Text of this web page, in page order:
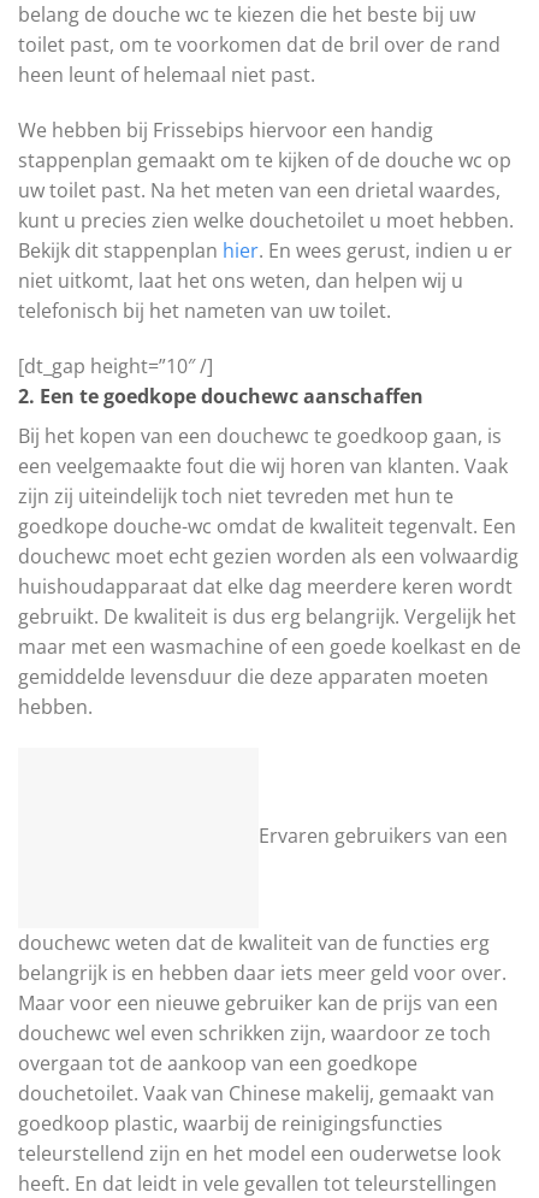
belang de douche wc te kiezen die het beste bij uw
toilet past, om te voorkomen dat de bril over de rand
heen leunt of helemaal niet past.
We hebben bij Frissebips hiervoor een handig
stappenplan gemaakt om te kijken of de douche wc op
uw toilet past. Na het meten van een drietal waardes,
kunt u precies zien welke douchetoilet u moet hebben.
Bekijk dit stappenplan hier. En wees gerust, indien u er
niet uitkomt, laat het ons weten, dan helpen wij u
telefonisch bij het nameten van uw toilet.
[dt_gap height=”10″ /]
2. Een te goedkope douchewc aanschaffen
Bij het kopen van een douchewc te goedkoop gaan, is
een veelgemaakte fout die wij horen van klanten. Vaak
zijn zij uiteindelijk toch niet tevreden met hun te
goedkope douche-wc omdat de kwaliteit tegenvalt. Een
douchewc moet echt gezien worden als een volwaardig
huishoudapparaat dat elke dag meerdere keren wordt
gebruikt. De kwaliteit is dus erg belangrijk. Vergelijk het
maar met een wasmachine of een goede koelkast en de
gemiddelde levensduur die deze apparaten moeten
hebben.
Ervaren gebruikers van een
douchewc weten dat de kwaliteit van de functies erg
belangrijk is en hebben daar iets meer geld voor over.
Maar voor een nieuwe gebruiker kan de prijs van een
douchewc wel even schrikken zijn, waardoor ze toch
overgaan tot de aankoop van een goedkope
douchetoilet. Vaak van Chinese makelij, gemaakt van
goedkoop plastic, waarbij de reinigingsfuncties
teleurstellend zijn en het model een ouderwetse look
heeft. En dat leidt in vele gevallen tot teleurstellingen